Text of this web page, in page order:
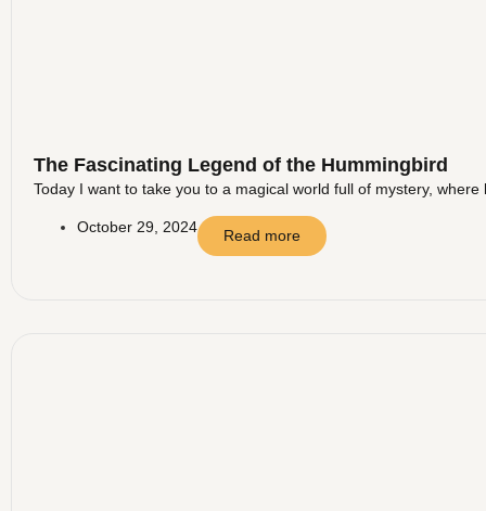
The Fascinating Legend of the Hummingbird
Today I want to take you to a magical world full of mystery,
October 29, 2024 Read more